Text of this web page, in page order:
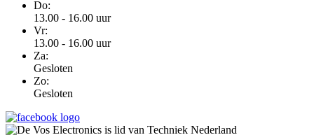
Do:
13.00 - 16.00 uur
Vr:
13.00 - 16.00 uur
Za:
Gesloten
Zo:
Gesloten